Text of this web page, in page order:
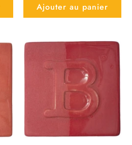
Ajouter au panier